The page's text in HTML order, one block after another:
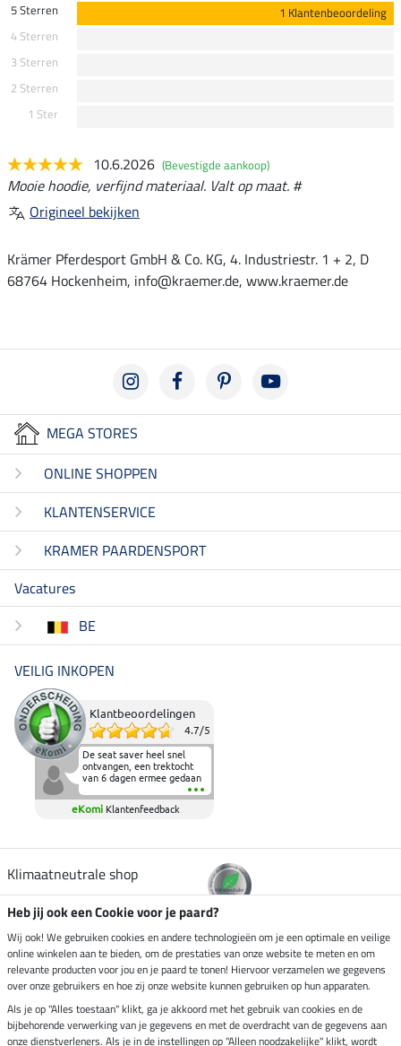
5 Sterren
1 Klantenbeoordeling
4 Sterren
3 Sterren
2 Sterren
1 Ster
10.6.2026 (Bevestigde aankoop)
Mooie hoodie, verfijnd materiaal. Valt op maat. #
Origineel bekijken
Krämer Pferdesport GmbH & Co. KG, 4. Industriestr. 1 + 2, D
68764 Hockenheim, info@kraemer.de, www.kraemer.de
MEGA STORES
ONLINE SHOPPEN
KLANTENSERVICE
KRAMER PAARDENSPORT
Vacatures
BE
VEILIG INKOPEN
Klantbeoordelingen
4.7/5
De seat saver heel snel
ontvangen, een trektocht
van 6 dagen ermee gedaan
en deze heeft de beproeving
fantastisch doorstaan.
Heerlijk zacht om op te
elkaar in het zadel.
eKomi Klantenfeedback
Klimaatneutrale shop
Verzending per
Veilig betalen met
Heb jij ook een Cookie voor je paard?
Wij ook! We gebruiken cookies en andere technologieën om je een optimale en veilige
online winkelen aan te bieden, om de prestaties van onze website te meten en om
relevante producten voor jou en je paard te tonen! Hiervoor verzamelen we gegevens
over onze gebruikers en hoe zij onze website kunnen gebruiken op hun apparaten.
Als je op "Alles toestaan" klikt, ga je akkoord met het gebruik van cookies en de
bijbehorende verwerking van je gegevens en met de overdracht van de gegevens aan
onze dienstverleners. Als je in de instellingen op "Alleen noodzakelijke" klikt, wordt